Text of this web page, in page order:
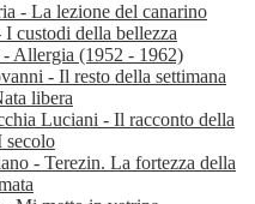
- La lezione del canarino
custodi della bellezza
Allergia (1952 - 1962)
- Il resto della settimana
libera
Luciani - Il racconto della
secolo
- Terezin. La fortezza della